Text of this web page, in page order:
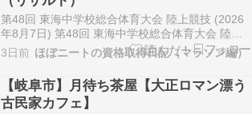
第48回 東海中学校総合体育大会 陸上競技 (2026
年8月7日) 第48回 東海中学校総合体育大会 陸上
競技が 2026年8月7日 (金)、岐阜メモリアルセン
ター長良川陸上競技場で開催されます。ここで
は、東海中学校総体 […]
3日前 ほぼニートの資格取得日記（マラソン編）
【岐阜市】月待ち茶屋【大正ロマン漂う
古民家カフェ】